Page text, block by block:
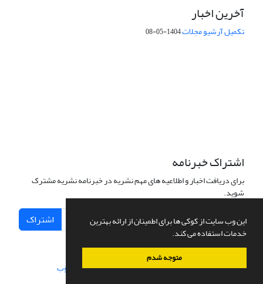
این وب سایت از کوکی ها برای اطمینان از ارائه بهترین
خدمات استفاده می کند.
متوجه شدم
آخرین اخبار
تکمیل آرشیو مجلات1404-05-08
اشتراک خبرنامه
برای دریافت اخبار و اطلاعیه های مهم نشریه در خبرنامه نشریه مشترک
شوید.
اشتراک
سامانه مدیریت نشریات علمی.طراحی و پیاده سازی از سیناوب